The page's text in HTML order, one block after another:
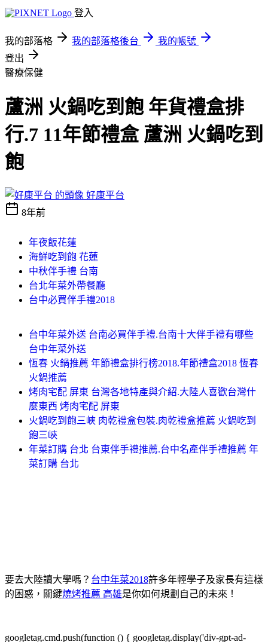
登入
我的部落格 我的部落格後台
我的帳號
登出
醫療保健
蘆洲 火鍋吃到飽 年貨禮盒排
行.7 11年節禮盒 蘆洲 火鍋吃到
飽
好康平台
8年前
年夜飯花蓮
海鮮吃到飽 花蓮
中秋伴手禮 台南
台北年菜外帶餐廳
台中必買伴手禮2018
台中年菜外送 台南必買伴手禮.台南十大伴手禮有哪些
台中年菜外送
恆春 火鍋推薦 年節禮盒排行榜2018.年節禮盒2018 恆春
火鍋推薦
烤肉宅配 屏東 台灣各地特產與介紹.大陸人喜歡台灣什
麼東西 烤肉宅配 屏東
火鍋吃到飽三峽 肉乾禮盒包裝.肉乾禮盒推薦 火鍋吃到
飽三峽
年菜訂購 台北 台東伴手禮推薦.台中名產伴手禮推薦 年
菜訂購 台北
要去大陸讀大學嗎？ 台中年菜2018許多年輕學子及家長有這樣
的困惑，關鍵燒烤推薦 高雄是你如何規劃自己的未來！
googletag.cmd.push(function () { googletag.display('div-gpt-ad-